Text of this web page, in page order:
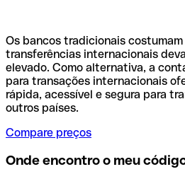
Os bancos tradicionais
transferências internacionais
elevado. Como alternativa, a
para transações internacionais
rápida, acessível e segura para
outros países.
Compare preços
Onde encontro o meu